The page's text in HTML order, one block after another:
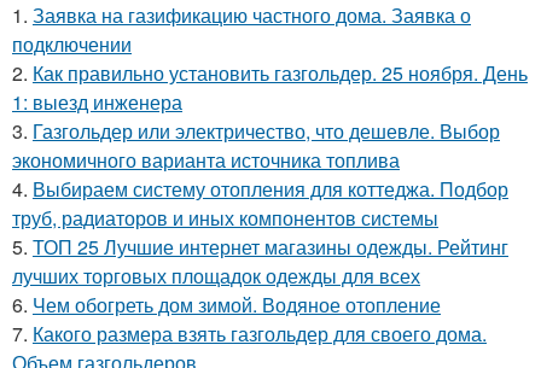
1. Заявка на газификацию частного дома. Заявка о
подключении
2. Как правильно установить газгольдер. 25 ноября. День
1: выезд инженера
3. Газгольдер или электричество, что дешевле. Выбор
экономичного варианта источника топлива
4. Выбираем систему отопления для коттеджа. Подбор
труб, радиаторов и иных компонентов системы
5. ТОП 25 Лучшие интернет магазины одежды. Рейтинг
лучших торговых площадок одежды для всех
6. Чем обогреть дом зимой. Водяное отопление
7. Какого размера взять газгольдер для своего дома.